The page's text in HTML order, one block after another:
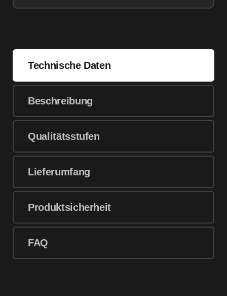
Technische Daten
Beschreibung
Qualitätsstufen
Lieferumfang
Produktsicherheit
FAQ